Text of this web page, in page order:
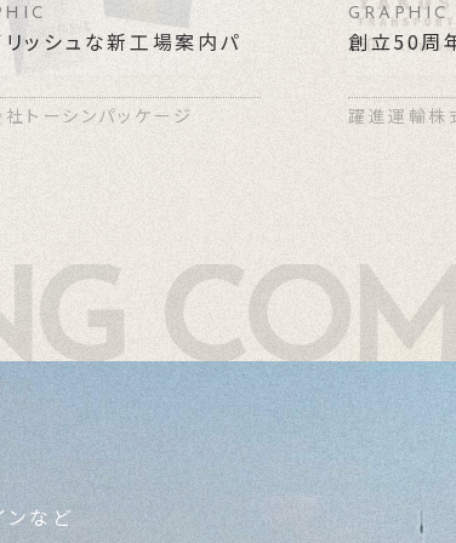
リッシュな新工場案内パ
トーシンパッケージ
GRAPHIC
創立50周
躍進運輸株
ンなど